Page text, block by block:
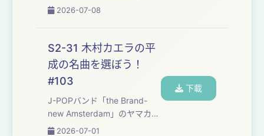
ロとフジモトヨウヘイが、自
ねて、楽しくおしゃべりしな
がら平成30年間の名曲たちを
味わっていくPodcast番組で
す。 ・今回味わった楽曲は⁠⁠⁠⁠...
2026-07-08
S2-31 木村カエラの平
成の名曲を選ぼう！
#103
J-POPバンド「⁠⁠⁠⁠⁠⁠⁠⁠⁠⁠⁠⁠⁠⁠⁠⁠⁠⁠⁠⁠⁠⁠⁠⁠⁠⁠⁠⁠⁠⁠⁠⁠⁠⁠⁠⁠⁠the Brand-
new Amsterdam⁠⁠⁠⁠⁠⁠⁠⁠⁠⁠⁠⁠⁠⁠⁠⁠⁠⁠⁠⁠⁠⁠⁠⁠⁠⁠⁠⁠⁠⁠⁠⁠⁠⁠⁠⁠⁠」のヤマカワ
タカヒロとフジモトヨウヘイ
2026-07-01
下載